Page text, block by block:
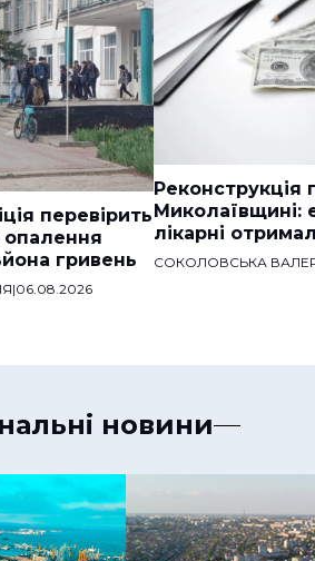
перевірить
гривень
|06.08.2026
Реконструкція
Миколаївщині:
лікарні
СОКОЛОВСЬКА
новини